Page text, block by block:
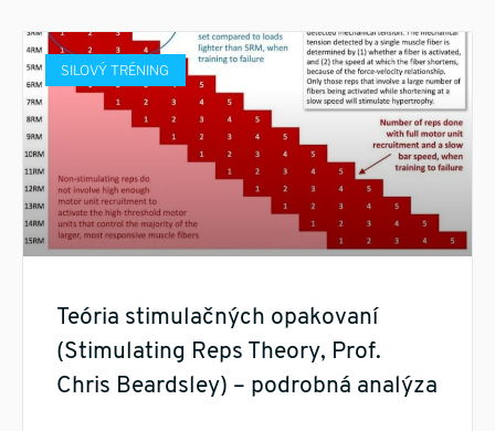
SILOVÝ TRÉNING
Teória stimulačných opakovaní
(Stimulating Reps Theory, Prof.
Chris Beardsley) – podrobná analýza